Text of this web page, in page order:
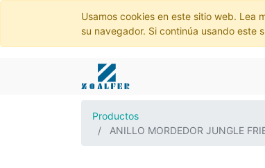
Usamos cookies en este sitio web. Lea
su navegador. Si continúa usando este
Productos
ANILLO MORDEDOR JUNGLE